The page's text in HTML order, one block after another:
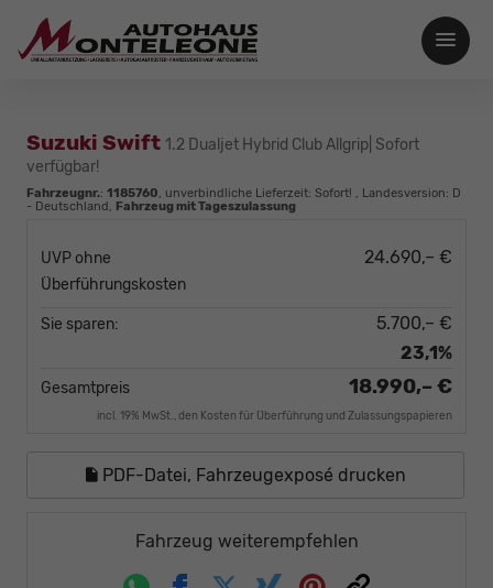
Suzuki Swift 1.2 Dualjet Hybrid Club Allgrip| Sofort
verfügbar!
Fahrzeugnr.: 1185760, unverbindliche Lieferzeit: Sofort! , Landesversion: D
- Deutschland, Fahrzeug mit Tageszulassung
UVP ohne
Überführungskosten
24.690,– €
Sie sparen:
5.700,– €
23,1%
Gesamtpreis 18.990,– €
incl. 19% MwSt., den Kosten für Überführung und Zulassungspapieren
PDF-Datei, Fahrzeugexposé drucken
Fahrzeug weiterempfehlen